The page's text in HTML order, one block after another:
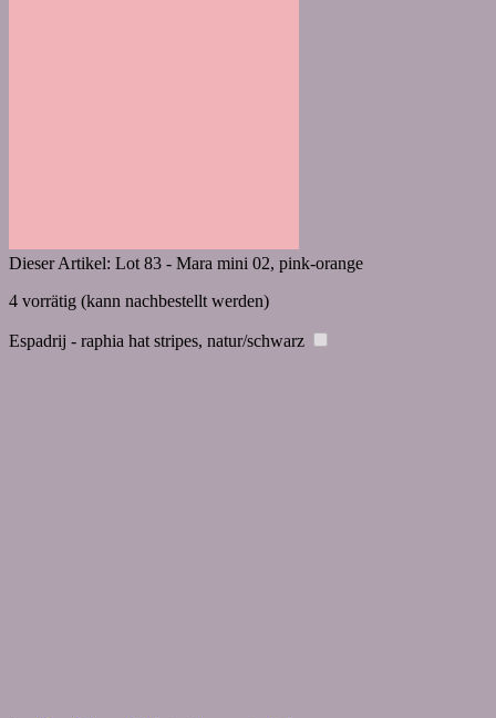
Dieser Artikel: Lot 83 - Mara mini 02, pink-orange
4 vorrätig (kann nachbestellt werden)
Espadrij - raphia hat stripes, natur/schwarz